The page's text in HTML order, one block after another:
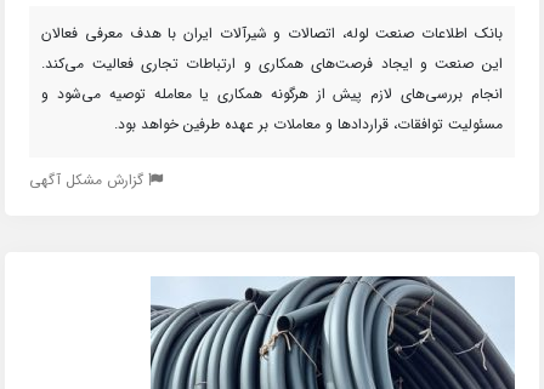
بانک اطلاعات صنعت لوله، اتصالات و شیرآلات ایران با هدف معرفی فعالان
این صنعت و ایجاد فرصت‌های همکاری و ارتباطات تجاری فعالیت می‌کند.
انجام بررسی‌های لازم پیش از هرگونه همکاری یا معامله توصیه می‌شود و
مسئولیت توافقات، قراردادها و معاملات بر عهده طرفین خواهد بود.
گزارش مشکل آگهی